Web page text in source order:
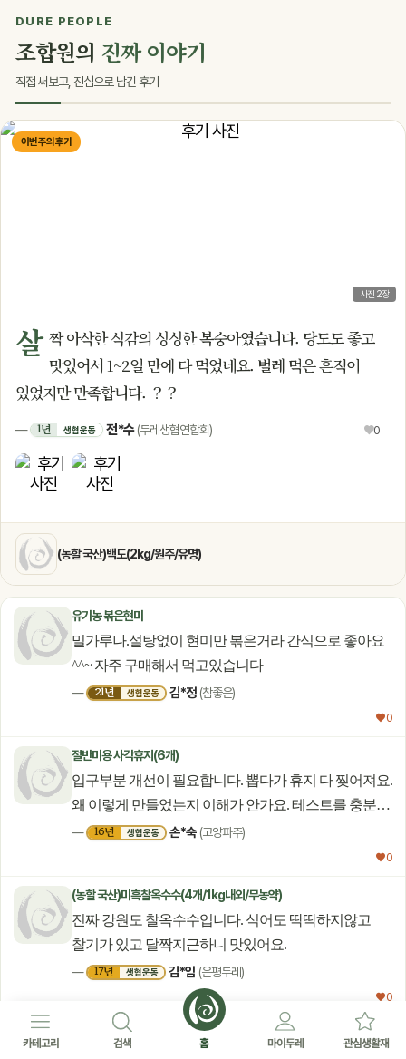
DURE PEOPLE
조합원의 진짜 이야기
직접 써보고, 진심으로 남긴 후기
이번 주의 후기
사진 2장
살 짝 아삭한 식감의 싱싱한 복숭아였습니다. 당도도 좋고
맛있어서 1~2일 만에 다 먹었네요. 벌레 먹은 흔적이
있었지만 만족합니다. ？？
— 1년 생협운동 전*수(두레생협연합회) ♥0
(농할 국산)백도(2kg/원주/유명)
유기농 볶은현미
밀가루나.설탕없이 현미만 볶은거라 간식으로 좋아요
^^~ 자주 구매해서 먹고있습니다
— 21년 생협운동 김*정 (참좋은)
♥ 0
절반미용 사각휴지(6개)
입구부분 개선이 필요합니다. 뽑다가 휴지 다 찢어져요.
왜 이렇게 만들었는지 이해가 안가요. 테스트를 충분히
안해보고 출시를 한건지... 불편하기 짝이 없습니다.
— 16년 생협운동 손*숙 (고양파주)
♥ 0
(농할 국산)미흑찰옥수수(4개/1kg내외/무농약)
진짜 강원도 찰옥수수입니다. 식어도 딱딱하지않고
찰기가 있고 달짝지근하니 맛있어요.
— 17년 생협운동 김*임 (은평두레)
♥ 0
왕소금(천일염*3kg)
카테고리 검색 홈 마이두레 관심생활재